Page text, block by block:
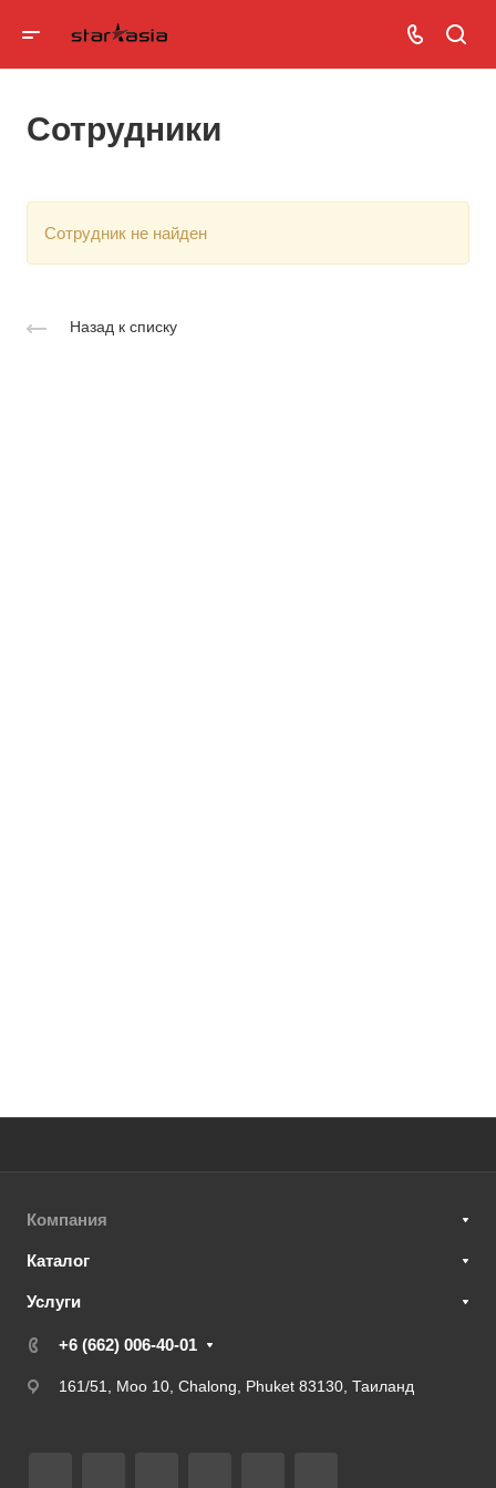
Сотрудники
Cотрудник не найден
Назад к списку
Компания
Каталог
Услуги
+6 (662) 006-40-01
161/51, Moo 10, Chalong, Phuket 83130, Таиланд